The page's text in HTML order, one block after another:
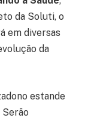
da Soluti, o
em diversas
da
estande
Serão